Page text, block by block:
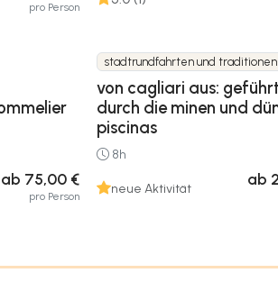
pro Person
ab 75,00 €
pro Person
stadtrundfahrten und traditionen
von cagliari aus:
durch die minen und
piscinas
8h
neue Aktivität ab